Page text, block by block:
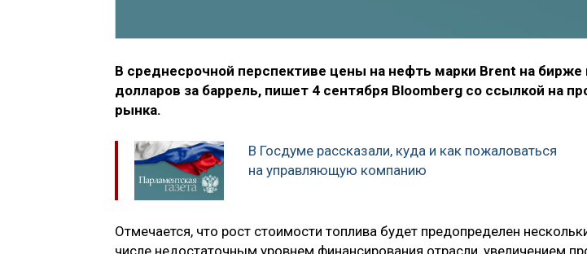
В среднесрочной перспективе цены на нефть марки Brent на бирже
долларов за баррель, пишет 4 сентября Bloomberg со ссылкой на
рынка.
В Госдуме рассказали, куда и как пожаловаться
на управляющую компанию
Отмечается, что рост стоимости топлива будет предопределен
числе недостаточным уровнем финансирования отрасли, увеличением